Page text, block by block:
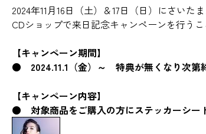
2024年11月16日（土）＆17日（日）にさい
CDショップで来日記念キャンペーンを行う
【キャンペーン期間】
● 2024.11.1（金）～ 特典が無くなり次第
【キャンペーン内容】
● 対象商品をご購入の方にステッカーシー